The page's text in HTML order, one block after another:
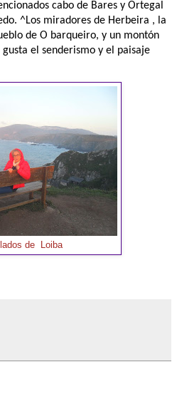
cabo de Bares y Ortegal
^Los miradores de Herbeira , la
de O barqueiro, y un montón
el senderismo y el paisaje
de Loiba